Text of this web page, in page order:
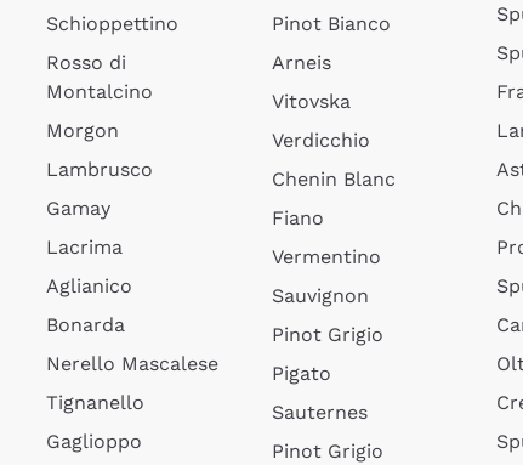
Schioppettino
Rosso di
Montalcino
Morgon
Lambrusco
Gamay
Lacrima
Aglianico
Bonarda
Nerello Mascalese
Tignanello
Gaglioppo
Pinot Bianco
Arneis
Vitovska
Verdicchio
Chenin Blanc
Fiano
Vermentino
Sauvignon
Pinot Grigio
Pigato
Sauternes
Pinot Grigio